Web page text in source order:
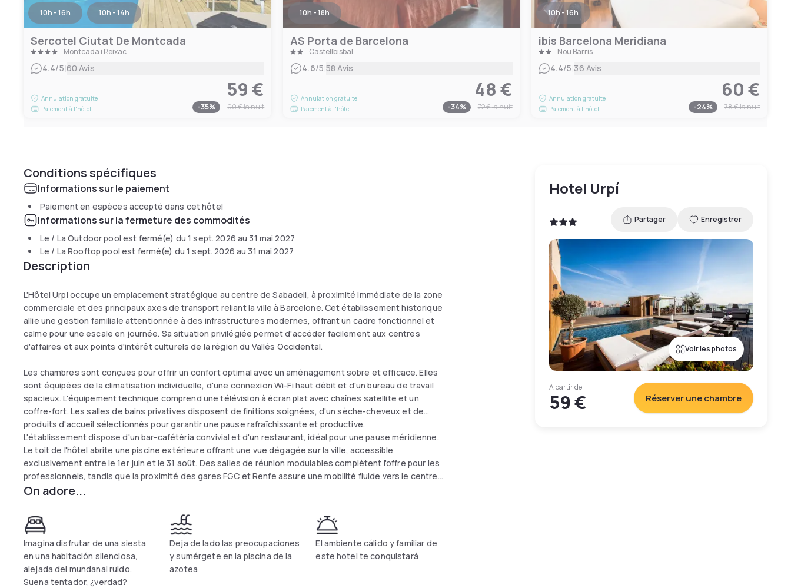
10h - 16h 10h - 14h
Sercotel Ciutat De Montcada
Montcada i Reixac
4.4/5|60 Avis
Annulation gratuite
Paiement à l'hôtel
59 €
-35% 90 €la nuit
10h - 18h
AS Porta de Barcelona
Castellbisbal
4.6/5|58 Avis
Annulation gratuite
Paiement à l'hôtel
48 €
-34% 72 €la nuit
10h - 16h
ibis Barcelona Meridiana
Nou Barris
4.4/5|36 Avis
Annulation gratuite
Paiement à l'hôtel
60 €
-24% 78 €la nuit
Conditions spécifiques
Informations sur le paiement
Paiement en espèces accepté dans cet hôtel
Informations sur la fermeture des commodités
Le / La Outdoor pool est fermé(e) du1 sept. 2026 au 31 mai 2027
Le / La Rooftop pool est fermé(e) du1 sept. 2026 au 31 mai 2027
Description
L'Hôtel Urpi occupe un emplacement stratégique au centre de Sabadell, à proximité immédiate de la zone
commerciale et des principaux axes de transport reliant la ville à Barcelone. Cet établissement historique
allie une gestion familiale attentionnée à des infrastructures modernes, offrant un cadre fonctionnel et
calme pour une escale en journée. Sa situation privilégiée permet d'accéder facilement aux centres
d'affaires et aux points d'intérêt culturels de la région du Vallès Occidental.
Les chambres sont conçues pour offrir un confort optimal avec un aménagement sobre et efficace. Elles
sont équipées de la climatisation individuelle, d'une connexion Wi-Fi haut débit et d'un bureau de travail
spacieux. L'équipement technique comprend une télévision à écran plat avec chaînes satellite et un
coffre-fort. Les salles de bains privatives disposent de finitions soignées, d'un sèche-cheveux et de
produits d'accueil sélectionnés pour garantir une pause rafraîchissante et productive.
L'établissement dispose d'un bar-cafétéria convivial et d'un restaurant, idéal pour une pause méridienne.
Le toit de l'hôtel abrite une piscine extérieure offrant une vue dégagée sur la ville, accessible
exclusivement entre le 1er juin et le 31 août. Des salles de réunion modulables complètent l'offre pour les
professionnels, tandis que la proximité des gares FGC et Renfe assure une mobilité fluide vers le centre
de Barcelone en moins de trente minutes.
On adore...
Imagina disfrutar de una siesta
en una habitación silenciosa,
alejada del mundanal ruido.
Suena tentador, ¿verdad?
Deja de lado las preocupaciones
y sumérgete en la piscina de la
azotea
El ambiente cálido y familiar de
este hotel te conquistará
Hotel Urpí
Partager Enregistrer
Voir les photos
À partir de
59 € Réserver une chambre